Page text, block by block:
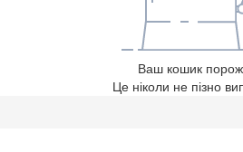
Ваш кошик
Це ніколи не пізно